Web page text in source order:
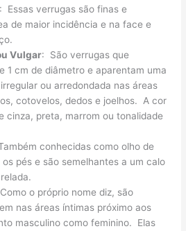
: Essas verrugas são finas e
de maior incidência e na face e
Vulgar: São verrugas que
1 cm de diâmetro e aparentam uma
ou arredondada nas áreas
cotovelos, dedos e joelhos. A cor
cinza, preta, marrom ou tonalidade
conhecidas como olho de
pés e são semelhantes a um calo
o próprio nome diz, são
nas áreas íntimas próximo aos
masculino como feminino. Elas